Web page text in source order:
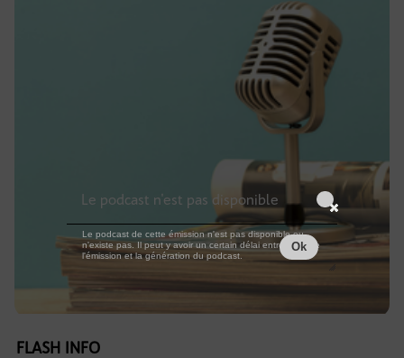
FLASH INFO
Le podcast n'est pas disponible
Le podcast de cette émission n'est pas disponible ou
n'existe pas. Il peut y avoir un certain délai entre la fin de
l'émission et la génération du podcast.
Ok